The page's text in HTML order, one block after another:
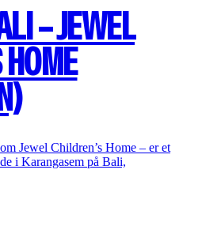
– JEWEL
Jewel Children’s Home – er et
i Karangasem på Bali,